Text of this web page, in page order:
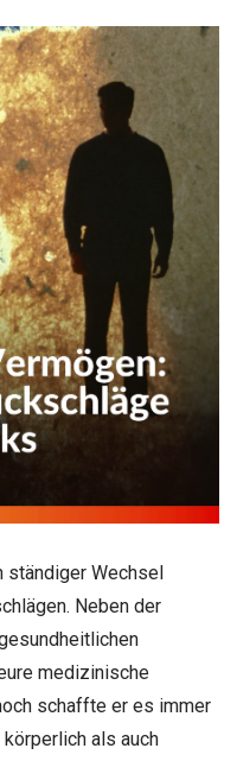
ständiger Wechsel
Neben der
medizinische
schaffte er es immer
als auch